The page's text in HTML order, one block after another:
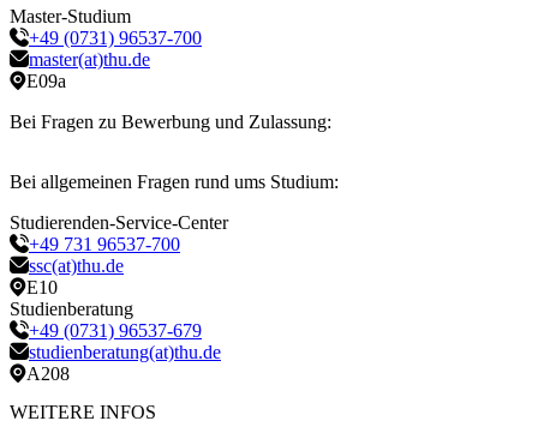
Master-Studium
+49 (0731) 96537-700
master(at)thu.de
E09a
Bei Fragen zu Bewerbung und Zulassung:
Bei allgemeinen Fragen rund ums Studium:
Studierenden-Service-Center
+49 731 96537-700
ssc(at)thu.de
E10
Studienberatung
+49 (0731) 96537-679
studienberatung(at)thu.de
A208
WEITERE INFOS